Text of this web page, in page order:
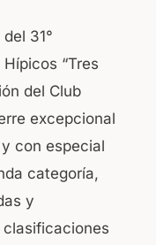
31°
“Tres
del Club
excepcional
con especial
categoría,
y
clasificaciones